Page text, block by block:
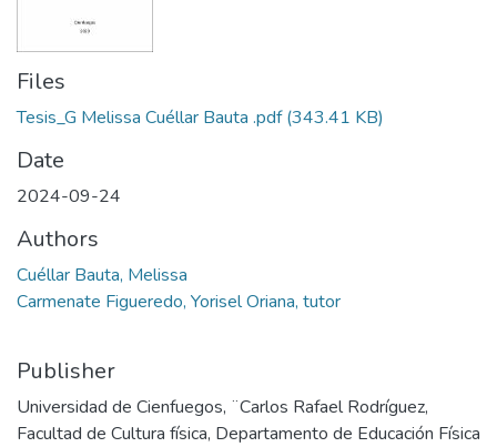
Files
Tesis_G Melissa Cuéllar Bauta .pdf(343.41 KB)
Date
2024-09-24
Authors
Cuéllar Bauta, Melissa
Carmenate Figueredo, Yorisel Oriana, tutor
Publisher
Universidad de Cienfuegos, ¨Carlos Rafael Rodríguez,
Facultad de Cultura física, Departamento de Educación Física